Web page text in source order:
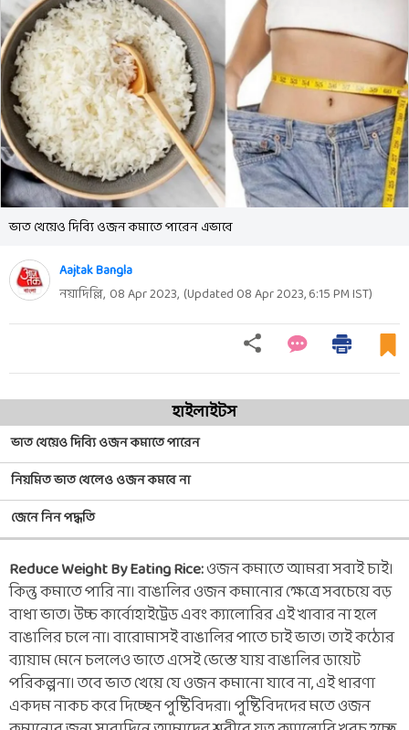
ভাত খেয়েও দিব্যি ওজন কমাতে পারেন এভাবে
Aajtak Bangla
নয়াদিল্লি, 08 Apr 2023, (Updated 08 Apr 2023, 6:15 PMIST)
হাইলাইটস
ভাত খেয়েও দিব্যি ওজন কমাতে পারেন
নিয়মিত ভাত খেলেও ওজন কমবে না
জেনে নিন পদ্ধতি
Reduce Weight By Eating Rice:ওজন কমাতে আমরা সবাই চাই।
কিন্তু কমাতে পারি না। বাঙালির ওজন কমানোর ক্ষেত্রে সবচেয়ে বড়
বাধা ভাত। উচ্চ কার্বোহাইট্রেড এবং ক্যালোরির এই খাবার না হলে
বাঙালির চলে না। বারোমাসই বাঙালির পাতে চাই ভাত। তাই কঠোর
ব্যায়াম মেনে চললেও ভাতে এসেই ভেস্তে যায় বাঙালির ডায়েট
পরিকল্পনা। তবে ভাত খেয়ে যে ওজন কমানো যাবে না, এই ধারণা
একদম নাকচ করে দিচ্ছেন পুষ্টিবিদরা। পুষ্টিবিদদের মতে ওজন